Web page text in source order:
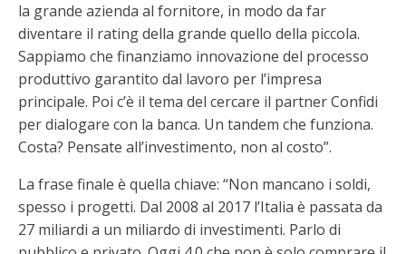
la grande azienda al fornitore, in modo da far
diventare il rating della grande quello della piccola.
Sappiamo che finanziamo innovazione del processo
produttivo garantito dal lavoro per l’impresa
principale. Poi c’è il tema del cercare il partner Confidi
per dialogare con la banca. Un tandem che funziona.
Costa? Pensate all’investimento, non al costo”.
La frase finale è quella chiave: “Non mancano i soldi,
spesso i progetti. Dal 2008 al 2017 l’Italia è passata da
27 miliardi a un miliardo di investimenti. Parlo di